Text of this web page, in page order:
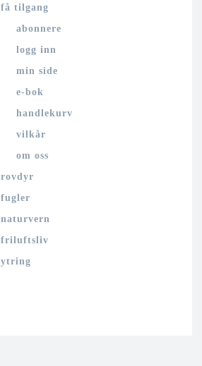
få tilgang
abonnere
logg inn
min side
e-bok
handlekurv
vilkår
om oss
rovdyr
fugler
naturvern
friluftsliv
ytring